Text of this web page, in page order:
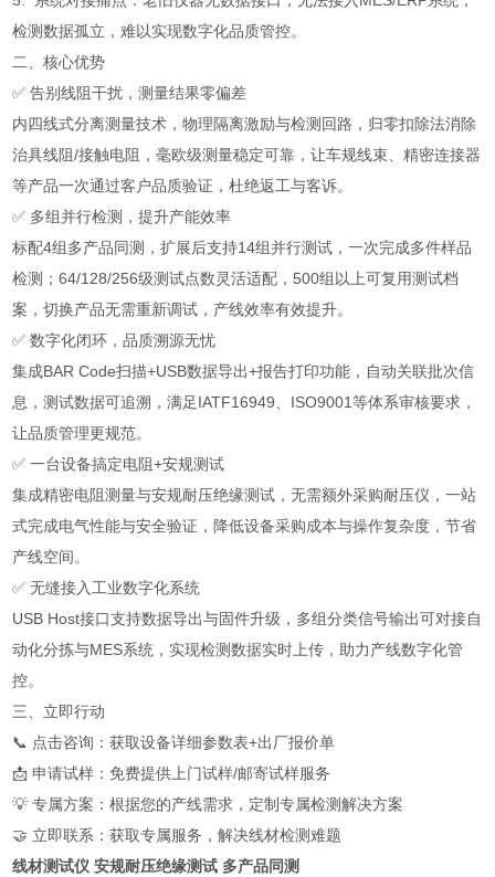
检测数据孤立，难以实现数字化品质管控。
二、核心优势
✅ 告别线阻干扰，测量结果零偏差
内四线式分离测量技术，物理隔离激励与检测回路，归零扣除法消除
治具线阻/接触电阻，毫欧级测量稳定可靠，让车规线束、精密连接器
等产品一次通过客户品质验证，杜绝返工与客诉。
✅ 多组并行检测，提升产能效率
标配4组多产品同测，扩展后支持14组并行测试，一次完成多件样品
检测；64/128/256级测试点数灵活适配，500组以上可复用测试档
案，切换产品无需重新调试，产线效率有效提升。
✅ 数字化闭环，品质溯源无忧
集成BAR Code扫描+USB数据导出+报告打印功能，自动关联批次信
息，测试数据可追溯，满足IATF16949、ISO9001等体系审核要求，
让品质管理更规范。
✅ 一台设备搞定电阻+安规测试
集成精密电阻测量与安规耐压绝缘测试，无需额外采购耐压仪，一站
式完成电气性能与安全验证，降低设备采购成本与操作复杂度，节省
产线空间。
✅ 无缝接入工业数字化系统
USB Host接口支持数据导出与固件升级，多组分类信号输出可对接自
动化分拣与MES系统，实现检测数据实时上传，助力产线数字化管
控。
三、立即行动
📞 点击咨询：获取设备详细参数表+出厂报价单
📩 申请试样：免费提供上门试样/邮寄试样服务
💡 专属方案：根据您的产线需求，定制专属检测解决方案
🤝 立即联系：获取专属服务，解决线材检测难题
线材测试仪 安规耐压绝缘测试 多产品同测